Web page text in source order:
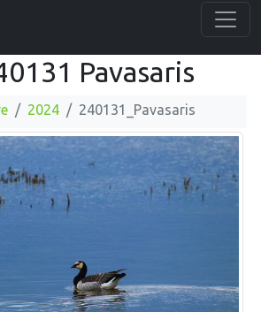
Pavasaris
2024 240131_Pavasaris